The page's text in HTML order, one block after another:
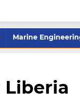
Marine
Liberia